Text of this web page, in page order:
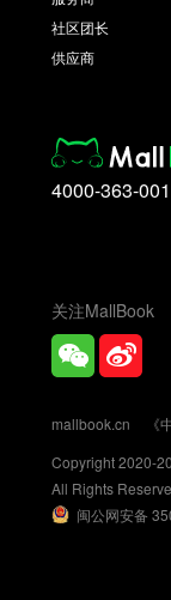
社区团长
供应商
4000-363-001
关注MallBook
mallbook.cn
《
Copyright 2020-
All Rights
闽公网安备